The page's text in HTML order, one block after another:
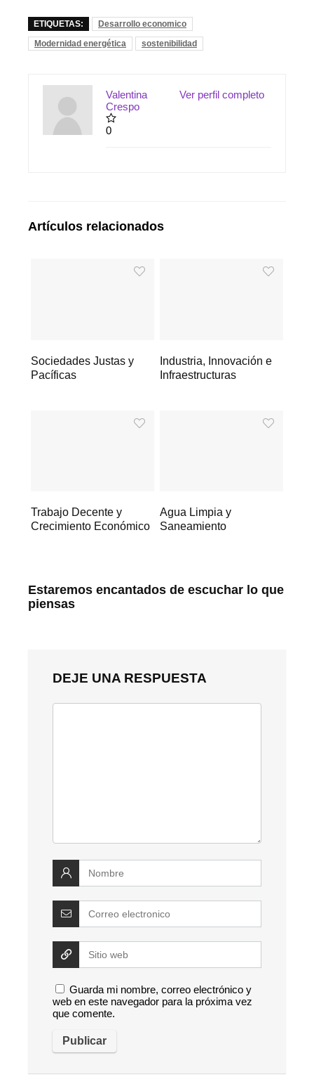
ETIQUETAS:
Desarrollo economico
Modernidad energética
sostenibilidad
Ver perfil completo
Valentina
Crespo
0
Artículos relacionados
Sociedades Justas y
Pacíficas
Industria, Innovación e
Infraestructuras
Trabajo Decente y
Crecimiento Económico
Agua Limpia y
Saneamiento
Estaremos encantados de escuchar lo que
piensas
DEJE UNA RESPUESTA
Guarda mi nombre, correo electrónico y
web en este navegador para la próxima vez
que comente.